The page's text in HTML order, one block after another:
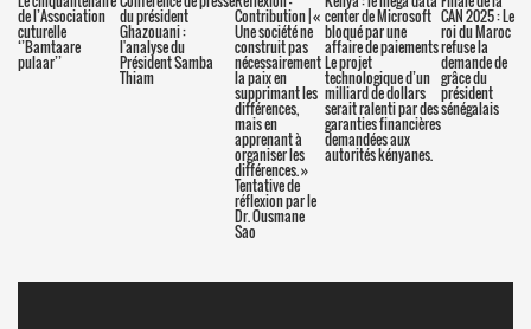
de l’Association
cuturelle
‘’Bamtaare
pulaar’’
du président
Ghazouani :
l'analyse du
Président Samba
Thiam
Contribution | «
Une société ne
construit pas
nécessairement
la paix en
supprimant les
différences,
mais en
apprenant à
organiser les
différences. »
Tentative de
réflexion par le
Dr. Ousmane
Sao
center de Microsoft
bloqué par une
affaire de paiements
Le projet
technologique d’un
milliard de dollars
serait ralenti par des
garanties financières
demandées aux
autorités kényanes.
CAN 2025 : Le
roi du Maroc
refuse la
demande de
grâce du
président
sénégalais